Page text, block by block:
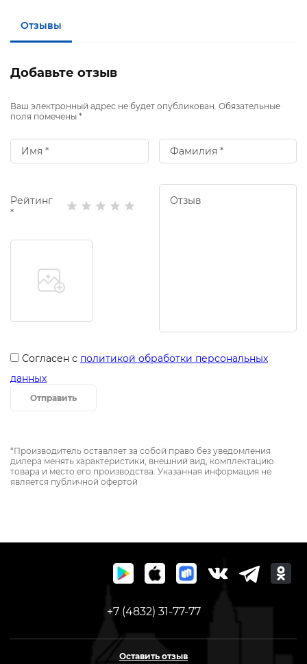
Отзывы
Добавьте отзыв
Ваш электронный адрес не будет опубликован. Обязательные
поля помечены *
Рейтинг
*
Согласен с политикой обработки персональных
данных
Отправить
*Производитель оставляет за собой право без уведомления
дилера менять характеристики, внешний вид, комплектацию
товара и место его производства. Указанная информация не
является публичной офертой
+7 (4832) 31-77-77
Оставить отзыв